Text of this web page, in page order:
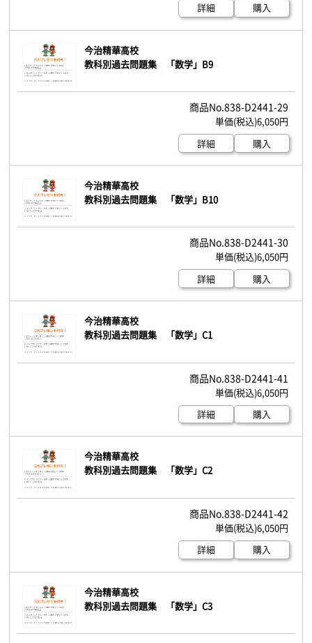
詳細
購入
今治精華高校
教科別過去問題集 「数学」B9
838-D2441-29
6,050円
詳細
購入
今治精華高校
教科別過去問題集 「数学」B10
838-D2441-30
6,050円
詳細
購入
今治精華高校
教科別過去問題集 「数学」C1
838-D2441-41
6,050円
詳細
購入
今治精華高校
教科別過去問題集 「数学」C2
838-D2441-42
6,050円
詳細
購入
今治精華高校
教科別過去問題集 「数学」C3